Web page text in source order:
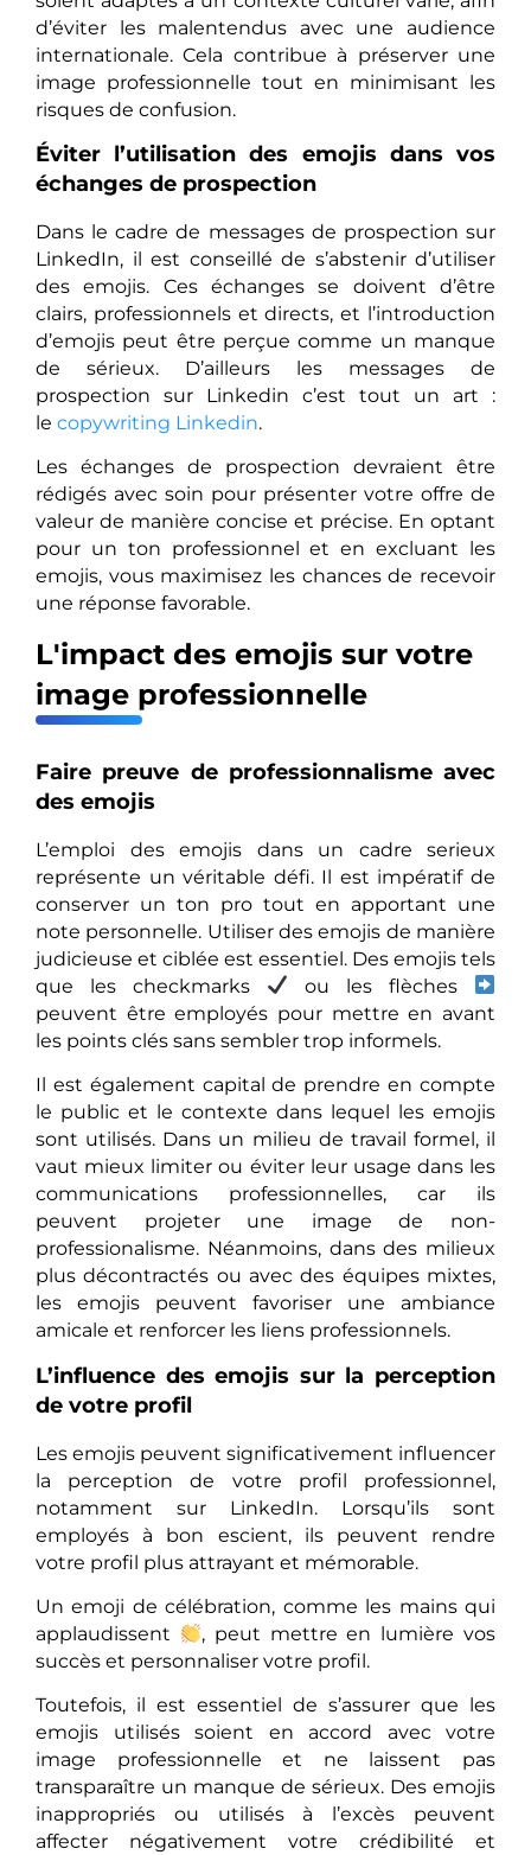
d’éviter les malentendus avec une audience
internationale. Cela contribue à préserver une
image professionnelle tout en minimisant les
risques de confusion.
Éviter l’utilisation des emojis dans vos
échanges de prospection
Dans le cadre de messages de prospection sur
LinkedIn, il est conseillé de s’abstenir d’utiliser
des emojis. Ces échanges se doivent d’être
clairs, professionnels et directs, et l’introduction
d’emojis peut être perçue comme un manque
de sérieux. D’ailleurs les messages de
prospection sur Linkedin c’est tout un art :
le copywriting Linkedin.
Les échanges de prospection devraient être
rédigés avec soin pour présenter votre offre de
valeur de manière concise et précise. En optant
pour un ton professionnel et en excluant les
emojis, vous maximisez les chances de recevoir
une réponse favorable.
L'impact des emojis sur votre
image professionnelle
Faire preuve de professionnalisme avec
des emojis
L’emploi des emojis dans un cadre serieux
représente un véritable défi. Il est impératif de
conserver un ton pro tout en apportant une
note personnelle. Utiliser des emojis de manière
judicieuse et ciblée est essentiel. Des emojis tels
que les checkmarks
ou les flèches
peuvent être employés pour mettre en avant
les points clés sans sembler trop informels.
Il est également capital de prendre en compte
le public et le contexte dans lequel les emojis
sont utilisés. Dans un milieu de travail formel, il
vaut mieux limiter ou éviter leur usage dans les
communications professionnelles, car ils
peuvent projeter une image de non-
professionalisme. Néanmoins, dans des milieux
plus décontractés ou avec des équipes mixtes,
les emojis peuvent favoriser une ambiance
amicale et renforcer les liens professionnels.
L’influence des emojis sur la perception
de votre profil
Les emojis peuvent significativement influencer
la perception de votre profil professionnel,
notamment sur LinkedIn. Lorsqu’ils sont
employés à bon escient, ils peuvent rendre
votre profil plus attrayant et mémorable.
Un emoji de célébration, comme les mains qui
applaudissent
, peut mettre en lumière vos
succès et personnaliser votre profil.
Toutefois, il est essentiel de s’assurer que les
emojis utilisés soient en accord avec votre
image professionnelle et ne laissent pas
transparaître un manque de sérieux. Des emojis
inappropriés ou utilisés à l’excès peuvent
affecter négativement votre crédibilité et